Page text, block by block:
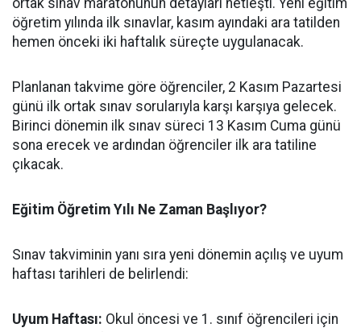
ortak sınav maratonunun detayları netleşti. Yeni eğitim
öğretim yılında ilk sınavlar, kasım ayındaki ara tatilden
hemen önceki iki haftalık süreçte uygulanacak.
​Planlanan takvime göre öğrenciler, 2 Kasım Pazartesi
günü ilk ortak sınav sorularıyla karşı karşıya gelecek.
Birinci dönemin ilk sınav süreci 13 Kasım Cuma günü
sona erecek ve ardından öğrenciler ilk ara tatiline
çıkacak.
​Eğitim Öğretim Yılı Ne Zaman Başlıyor?
​Sınav takviminin yanı sıra yeni dönemin açılış ve uyum
haftası tarihleri de belirlendi:
​Uyum Haftası: Okul öncesi ve 1. sınıf öğrencileri için